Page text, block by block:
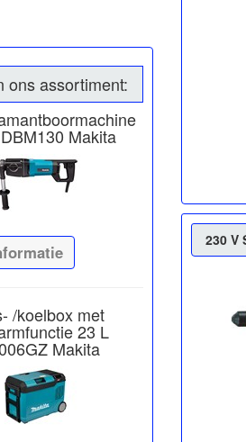
ons assortiment:
Makita
/koelbox met
23 L
Makita
230 V